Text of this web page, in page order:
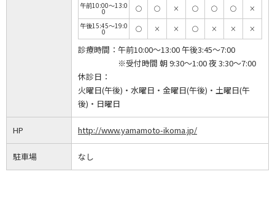
午前10:00～13:0
0 ◯ ◯ × ◯ ◯ ◯
×
午後15:45～19:0
0 ◯ × × ◯ × × ×
診療時間： 午前10:00～13:00 午後3:45～7:00
※受付時間 朝 9:30～1:00 夜 3:30～7:00
休診日：
火曜日(午後)・水曜日・金曜日(午後)・土曜日(午
後)・日曜日
HP http://www.yamamoto-ikoma.jp/
駐車場 なし